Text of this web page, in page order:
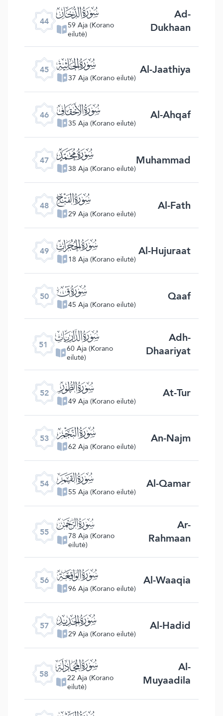
44 ﯙ
59 Aja (Korano
eilutė)
Ad-
Dukhaan
45 ﯚ
37 Aja (Korano eilutė) Al-Jaathiya
46 ﯛ
35 Aja (Korano eilutė) Al-Ahqaf
47 ﯜ
38 Aja (Korano eilutė)Muhammad
48 ﯝ
29 Aja (Korano eilutė) Al-Fath
49 ﯞ
18 Aja (Korano eilutė) Al-Hujuraat
50 ﯟ
45 Aja (Korano eilutė) Qaaf
51 ﯠ
60 Aja (Korano
eilutė)
Adh-
Dhaariyat
52 ﯡ
49 Aja (Korano eilutė) At-Tur
53 ﯢ
62 Aja (Korano eilutė) An-Najm
54 ﯣ
55 Aja (Korano eilutė) Al-Qamar
55 ﯤ
78 Aja (Korano
eilutė)
Ar-
Rahmaan
56 ﯥ
96 Aja (Korano eilutė) Al-Waaqia
57 ﯦ
29 Aja (Korano eilutė) Al-Hadid
58 ﯧ
22 Aja (Korano
eilutė)
Al-
Muyaadila